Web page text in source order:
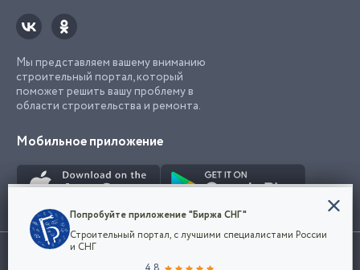
Мы представляем вашему вниманию
строительный портал, который
поможет решить вашу проблему в
области строительства и ремонта.
Мобильное приложение
Использование сайта, в том числе подача объявлений, означает
Конфиденциальность
Мы используем файлы cookie, чтобы сделать
наш сайт удобным для каждого
Попробуйте приложение "Биржа СНГ"
Строительный портал, с лучшими специалистами России
и СНГ